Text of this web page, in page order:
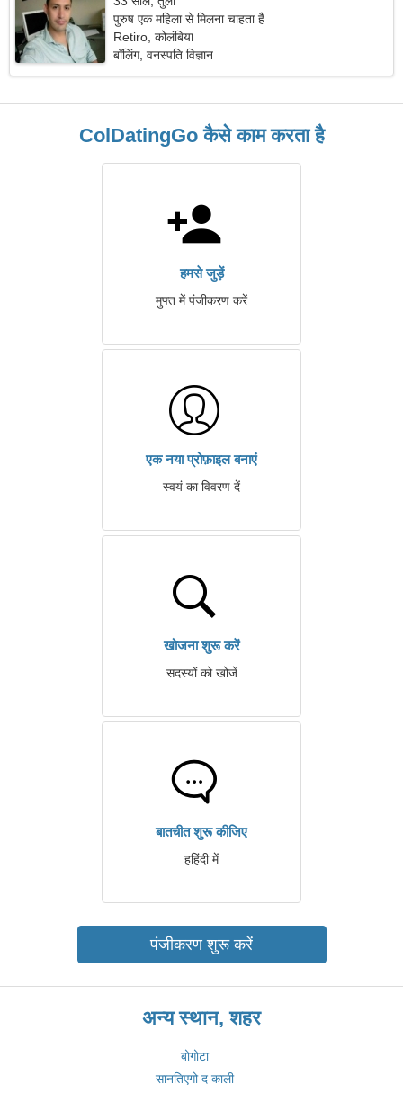
पुरुष एक महिला से मिलना चाहता है
Retiro, कोलंबिया
बॉलिंग, वनस्पति विज्ञान
ColDatingGo कैसे काम करता है
हमसे जुड़ें
मुफ्त में पंजीकरण करें
एक नया प्रोफ़ाइल बनाएं
स्वयं का विवरण दें
खोजना शुरू करें
सदस्यों को खोजें
बातचीत शुरू कीजिए
हहिंदी में
पंजीकरण शुरू करें
अन्य स्थान, शहर
बोगोटा
सानतिएगो द काली